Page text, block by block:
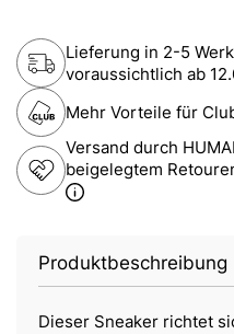
Lieferung in 2-5
voraussichtlich ab
Mehr Vorteile für
Versand durch
beigelegtem
Produktbeschreibung
Dieser Sneaker richtet